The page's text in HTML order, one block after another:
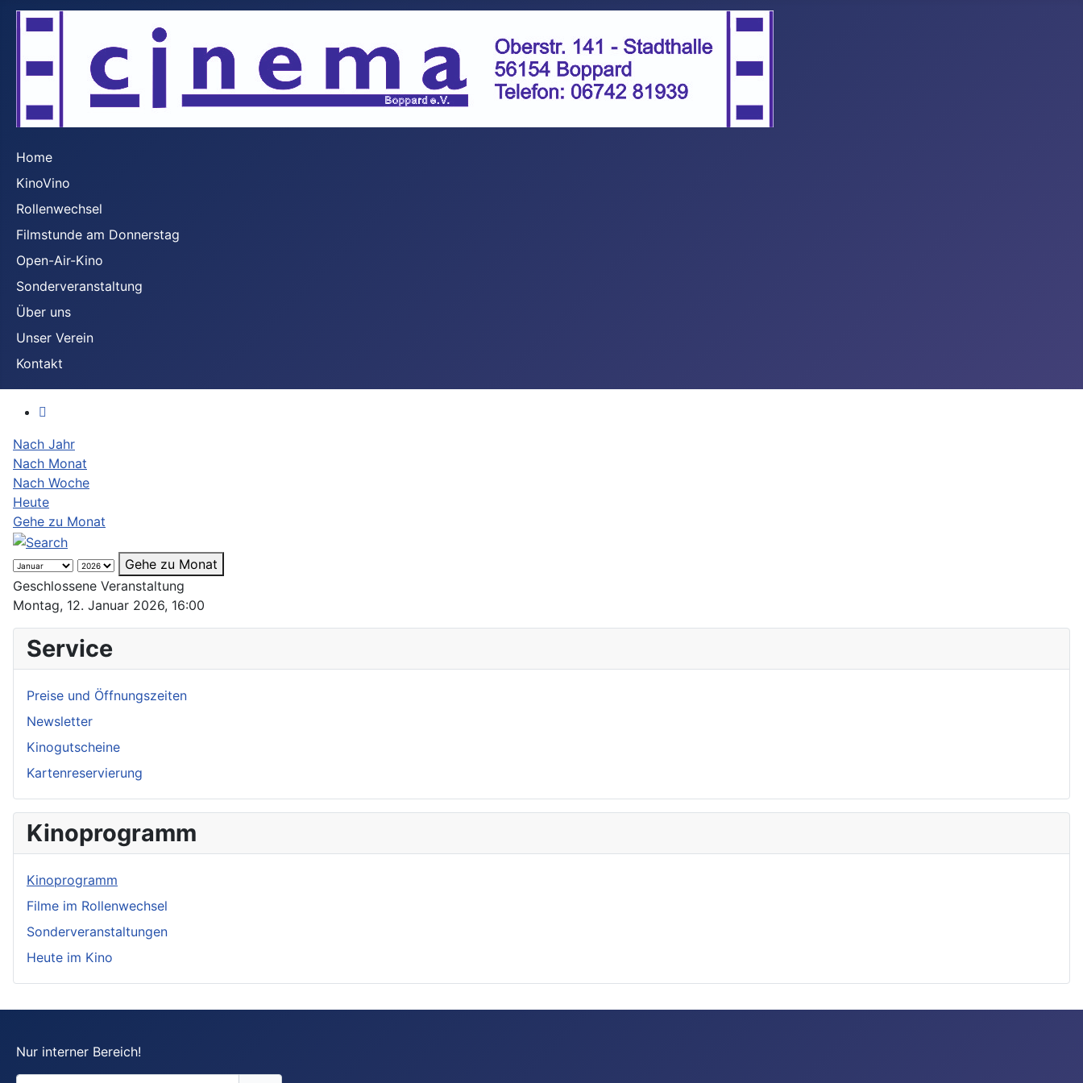
Home
KinoVino
Rollenwechsel
Filmstunde am Donnerstag
Open-Air-Kino
Sonderveranstaltung
Über uns
Unser Verein
Kontakt
Nach Jahr
Nach Monat
Nach Woche
Heute
Gehe zu Monat
Gehe zu Monat
Geschlossene Veranstaltung
Montag, 12. Januar 2026, 16:00
Service
Preise und Öffnungszeiten
Newsletter
Kinogutscheine
Kartenreservierung
Kinoprogramm
Kinoprogramm
Filme im Rollenwechsel
Sonderveranstaltungen
Heute im Kino
Nur interner Bereich!